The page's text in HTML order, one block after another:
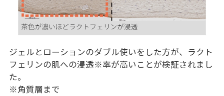
ジェルとローションのダブル使いをした方が、ラクト
フェリンの肌への浸透※率が高いことが検証されまし
た。
※角質層まで